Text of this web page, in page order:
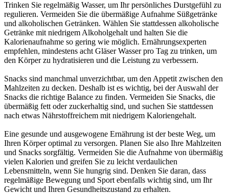
Trinken Sie regelmäßig Wasser, um Ihr persönliches Durstgefühl zu
regulieren. Vermeiden Sie die übermäßige Aufnahme Süßgetränke
und alkoholischen Getränken. Wählen Sie stattdessen alkoholische
Getränke mit niedrigem Alkoholgehalt und halten Sie die
Kalorienaufnahme so gering wie möglich. Ernährungsexperten
empfehlen, mindestens acht Gläser Wasser pro Tag zu trinken, um
den Körper zu hydratisieren und die Leistung zu verbessern.
Snacks sind manchmal unverzichtbar, um den Appetit zwischen den
Mahlzeiten zu decken. Deshalb ist es wichtig, bei der Auswahl der
Snacks die richtige Balance zu finden. Vermeiden Sie Snacks, die
übermäßig fett oder zuckerhaltig sind, und suchen Sie stattdessen
nach etwas Nährstoffreichem mit niedrigem Kaloriengehalt.
Eine gesunde und ausgewogene Ernährung ist der beste Weg, um
Ihren Körper optimal zu versorgen. Planen Sie also Ihre Mahlzeiten
und Snacks sorgfältig. Vermeiden Sie die Aufnahme von übermäßig
vielen Kalorien und greifen Sie zu leicht verdaulichen
Lebensmitteln, wenn Sie hungrig sind. Denken Sie daran, dass
regelmäßige Bewegung und Sport ebenfalls wichtig sind, um Ihr
Gewicht und Ihren Gesundheitszustand zu erhalten.